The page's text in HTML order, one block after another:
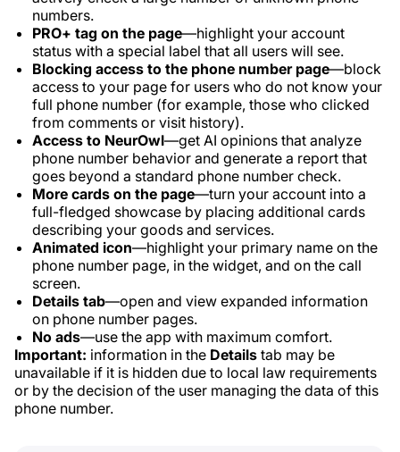
numbers.
PRO+ tag on the page—highlight your account
status with a special label that all users will see.
Blocking access to the phone number page—block
access to your page for users who do not know your
full phone number (for example, those who clicked
from comments or visit history).
Access to NeurOwl—get AI opinions that analyze
phone number behavior and generate a report that
goes beyond a standard phone number check.
More cards on the page—turn your account into a
full-fledged showcase by placing additional cards
describing your goods and services.
Animated icon—highlight your primary name on the
phone number page, in the widget, and on the call
screen.
Details tab—open and view expanded information
on phone number pages.
No ads—use the app with maximum comfort.
Important: information in the Details tab may be
unavailable if it is hidden due to local law requirements
or by the decision of the user managing the data of this
phone number.